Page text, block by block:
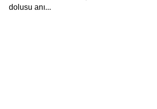
dolusu anı...